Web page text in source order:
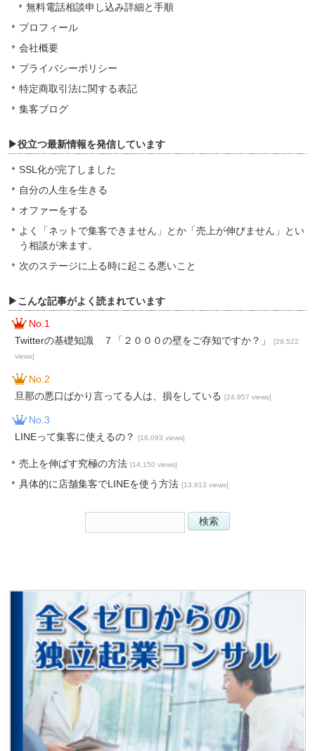
無料電話相談申し込み詳細と手順
プロフィール
会社概要
プライバシーポリシー
特定商取引法に関する表記
集客ブログ
▶役立つ最新情報を発信しています
SSL化が完了しました
自分の人生を生きる
オファーをする
よく「ネットで集客できません」とか「売上が伸びません」とい
う相談が来ます。
次のステージに上る時に起こる悪いこと
▶こんな記事がよく読まれています
No.1
Twitterの基礎知識 ７「２０００の壁をご存知ですか？」[29,522
views]
No.2
旦那の悪口ばかり言ってる人は、損をしている[24,957 views]
No.3
LINEって集客に使えるの？[16,093 views]
売上を伸ばす究極の方法[14,150 views]
具体的に店舗集客でLINEを使う方法[13,913 views]